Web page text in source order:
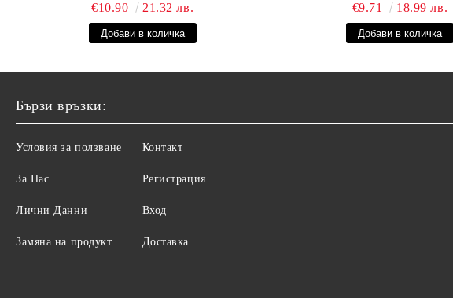
€10.90
21.32 лв.
€9.71
18.99 лв.
Бързи връзки:
Условия за ползване
За Нас
Лични Данни
Замяна на продукт
Контакт
Регистрация
Вход
Доставка